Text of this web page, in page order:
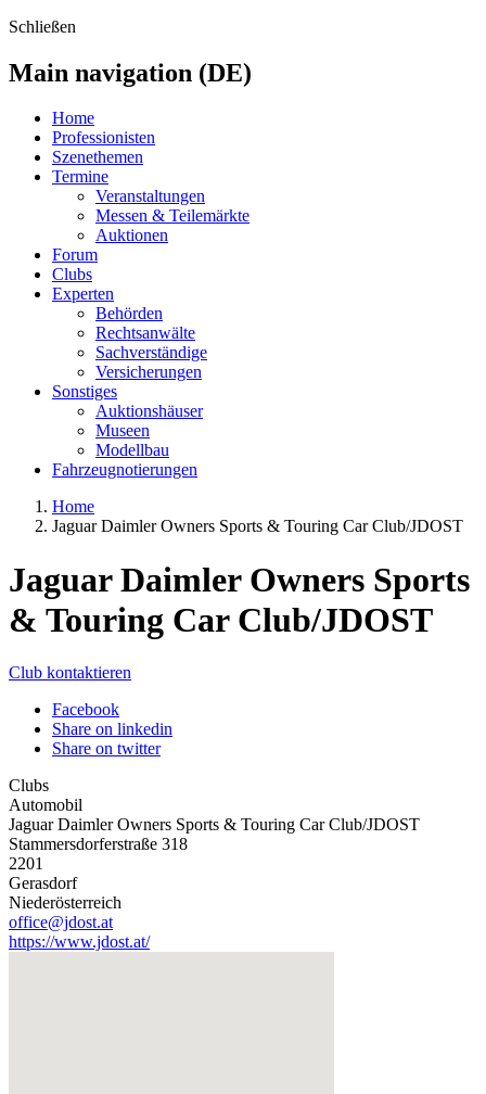
Schließen
Main navigation (DE)
Home
Professionisten
Szenethemen
Termine
Veranstaltungen
Messen & Teilemärkte
Auktionen
Forum
Clubs
Experten
Behörden
Rechtsanwälte
Sachverständige
Versicherungen
Sonstiges
Auktionshäuser
Museen
Modellbau
Fahrzeugnotierungen
Home
Jaguar Daimler Owners Sports & Touring Car Club/JDOST
Jaguar Daimler Owners Sports
& Touring Car Club/JDOST
Club kontaktieren
Facebook
Share on linkedin
Share on twitter
Clubs
Automobil
Jaguar Daimler Owners Sports & Touring Car Club/JDOST
Stammersdorferstraße 318
2201
Gerasdorf
Niederösterreich
office@jdost.at
https://www.jdost.at/